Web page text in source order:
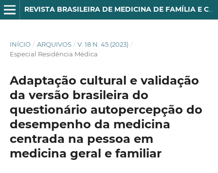
REVISTA BRASILEIRA DE MEDICINA DE FAMÍLIA E COMUNIDADE
INÍCIO / ARQUIVOS / V. 18 N. 45 (2023) /
Especial Residência Médica
Adaptação cultural e validação
da versão brasileira do
questionário autopercepção do
desempenho da medicina
centrada na pessoa em
medicina geral e familiar